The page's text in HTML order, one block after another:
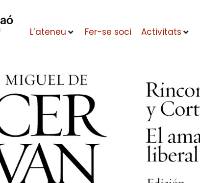
L’ateneu Fer-se soci Activitats